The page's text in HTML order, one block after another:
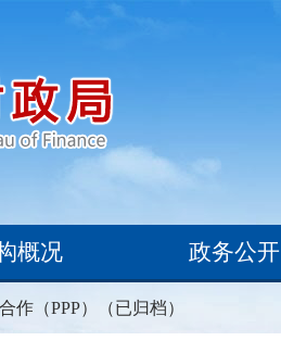
概况 政务公开
作（PPP）（已归档）